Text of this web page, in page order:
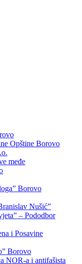
Opštine Borovo
međe
Borovo
Nušić”
– Pododbor
i Posavine
Borovo
NOR-a i antifašista